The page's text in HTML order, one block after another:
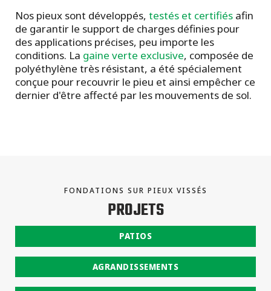
Nos pieux sont développés, testés et certifiés afin
de garantir le support de charges définies pour
des applications précises, peu importe les
conditions. La gaine verte exclusive, composée de
polyéthylène très résistant, a été spécialement
conçue pour recouvrir le pieu et ainsi empêcher ce
dernier d'être affecté par les mouvements de sol.
FONDATIONS SUR PIEUX VISSÉS
PROJETS
PATIOS
AGRANDISSEMENTS